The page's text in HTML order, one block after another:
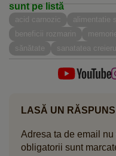
sunt pe listă
acid carnozic alimentatie
beneficii rozmarin
sănătate
sanatatea
LASĂ UN RĂSPUNS
Adresa ta de email
obligatorii sunt